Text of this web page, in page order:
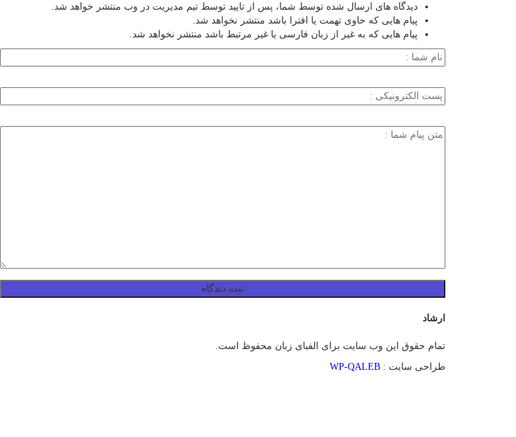
دیدگاه های ارسال شده توسط شما، پس از تایید توسط تیم مدیریت در وب منتشر خواهد شد.
پیام هایی که حاوی تهمت یا افترا باشد منتشر نخواهد شد.
پیام هایی که به غیر از زبان فارسی یا غیر مرتبط باشد منتشر نخواهد شد.
ارشاد
تمام حقوق این وب سایت برای الفبای زبان محفوظ است.
طراحی سایت :